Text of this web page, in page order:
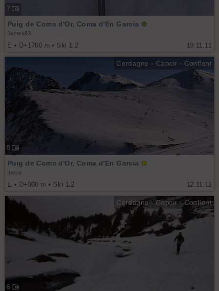
7
19.11.11
Puig de Coma d'Or, Coma d'En Garcia
James83
E • D+1760 m • Ski 1.2
Cerdagne - Capcir - Conflent
8
12.11.11
Puig de Coma d'Or, Coma d'En Garcia
tucco
E • D+900 m • Ski 1.2
Cerdagne - Capcir - Conflent
6